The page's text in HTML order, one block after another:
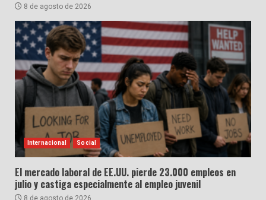
8 de agosto de 2026
Internacional Social
El mercado laboral de EE.UU. pierde 23.000 empleos en
julio y castiga especialmente al empleo juvenil
8 de agosto de 2026